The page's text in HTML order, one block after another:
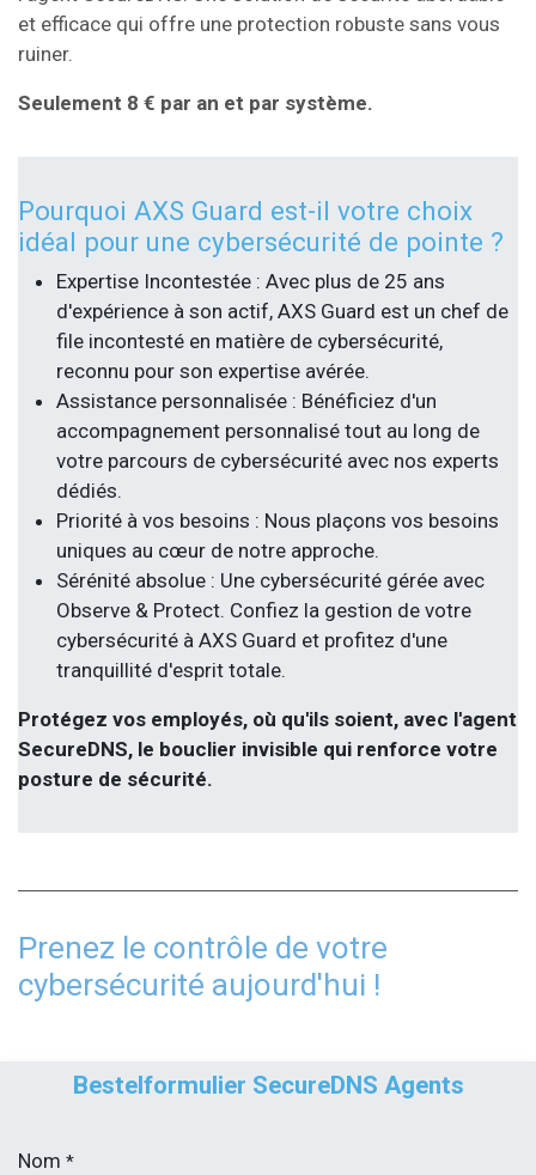
et efficace qui offre une protection robuste sans vous
ruiner.
Seulement 8 € par an et par système.
Pourquoi AXS Guard est-il votre choix
idéal pour une cybersécurité de pointe ?
Expertise Incontestée : Avec plus de 25 ans
d'expérience à son actif, AXS Guard est un chef de
file incontesté en matière de cybersécurité,
reconnu pour son expertise avérée.
Assistance personnalisée : Bénéficiez d'un
accompagnement personnalisé tout au long de
votre parcours de cybersécurité avec nos experts
dédiés.
Priorité à vos besoins : Nous plaçons vos besoins
uniques au cœur de notre approche.
Sérénité absolue : Une cybersécurité gérée avec
Observe & Protect. Confiez la gestion de votre
cybersécurité à AXS Guard et profitez d'une
tranquillité d'esprit totale.
Protégez vos employés, où qu'ils soient, avec l'agent
SecureDNS, le bouclier invisible qui renforce votre
posture de sécurité.
Prenez le contrôle de votre
cybersécurité aujourd'hui !
Bestelformulier SecureDNS Agents
Nom *